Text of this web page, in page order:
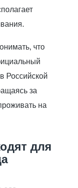
что
Российской
за
на
для